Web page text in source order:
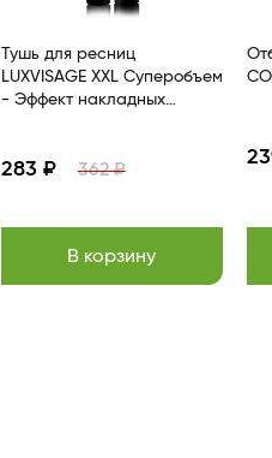
Тушь для ресниц
LUXVISAGE XXL Суперобъем
- Эффект накладных
283 ₽ 362 ₽
В корзину